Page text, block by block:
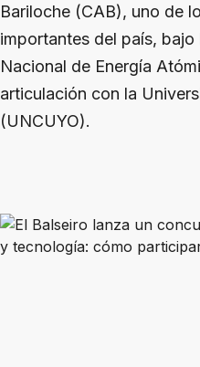
Bariloche (CAB), uno de
importantes del país,
Nacional de Energía
articulación con la
(UNCUYO).